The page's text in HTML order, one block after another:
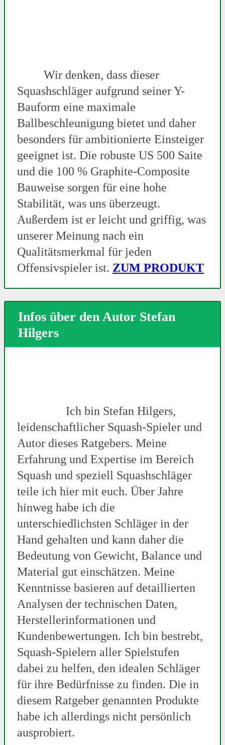
Wir denken, dass dieser
Squashschläger aufgrund seiner Y-
Bauform eine maximale
Ballbeschleunigung bietet und daher
besonders für ambitionierte Einsteiger
geeignet ist. Die robuste US 500 Saite
und die 100 % Graphite-Composite
Bauweise sorgen für eine hohe
Stabilität, was uns überzeugt.
Außerdem ist er leicht und griffig, was
unserer Meinung nach ein
Qualitätsmerkmal für jeden
Offensivspieler ist. ZUM PRODUKT
Infos über den Autor Stefan
Hilgers
Ich bin Stefan Hilgers,
leidenschaftlicher Squash-Spieler und
Autor dieses Ratgebers. Meine
Erfahrung und Expertise im Bereich
Squash und speziell Squashschläger
teile ich hier mit euch. Über Jahre
hinweg habe ich die
unterschiedlichsten Schläger in der
Hand gehalten und kann daher die
Bedeutung von Gewicht, Balance und
Material gut einschätzen. Meine
Kenntnisse basieren auf detaillierten
Analysen der technischen Daten,
Herstellerinformationen und
Kundenbewertungen. Ich bin bestrebt,
Squash-Spielern aller Spielstufen
dabei zu helfen, den idealen Schläger
für ihre Bedürfnisse zu finden. Die in
diesem Ratgeber genannten Produkte
habe ich allerdings nicht persönlich
ausprobiert.